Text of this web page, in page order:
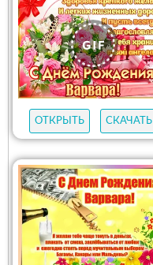
ОТКРЫТЬ
СКАЧАТЬ